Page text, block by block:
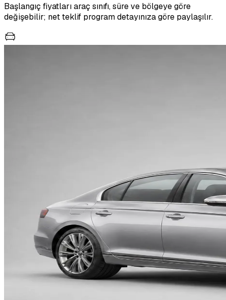
Başlangıç fiyatları araç sınıfı, süre ve bölgeye göre
değişebilir; net teklif program detayınıza göre paylaşılır.